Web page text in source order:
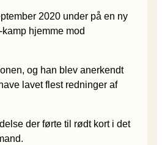
2020 under på en ny
hjemme mod
og han blev anerkendt
lavet flest redninger af
der førte til rødt kort i det